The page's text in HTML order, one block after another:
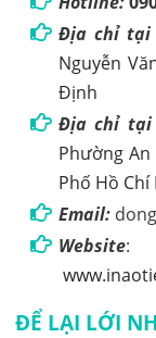
Địa chỉ tại
Nguyễn
Định
Địa chỉ tại
Phường
Phố Hồ Chí
Email:
Website
ĐỂ LẠI LỚI